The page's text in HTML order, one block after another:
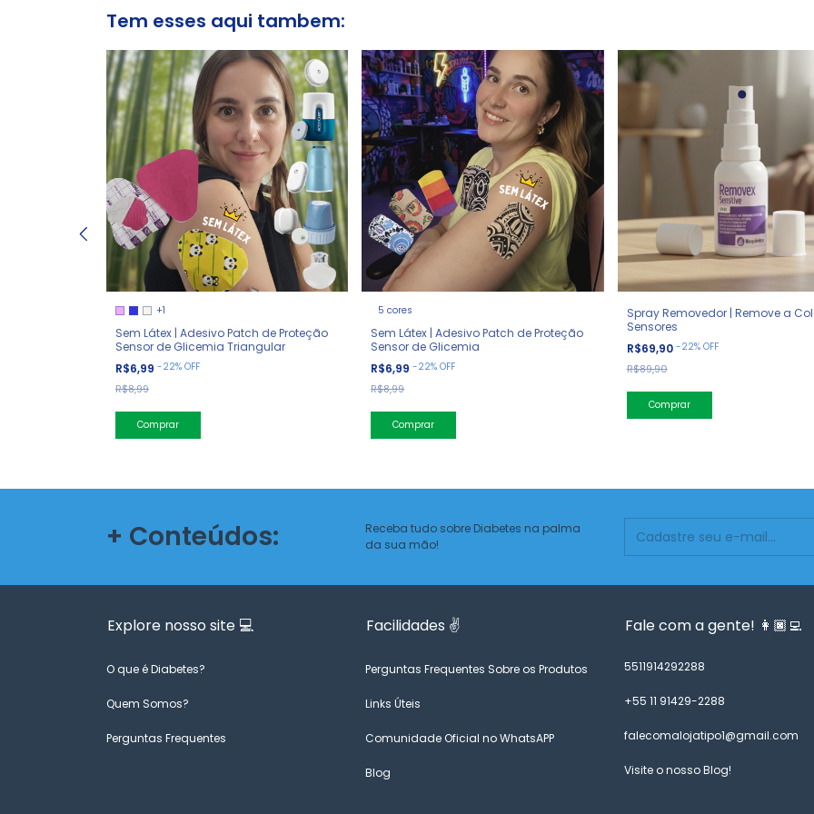
Tem esses aqui tambem:
+1
Sem Látex | Adesivo Patch de Proteção
Sensor de Glicemia Triangular
R$6,99 -22% OFF
R$8,99
Comprar
5 cores
Sem Látex | Adesivo Patch de Proteção
Sensor de Glicemia
R$6,99-22%OFF
R$8,99
Comprar
Spray Removedor | Remove a
Sensores
R$69,90 -22% OFF
R$89,90
+ Conteúdos:
Receba tudo sobre Diabetes na palma
da sua mão!
Explore nosso site 💻
O que é Diabetes?
Quem Somos?
Perguntas Frequentes
Facilidades ✌️
Perguntas Frequentes Sobre os Produtos
Links Úteis
Comunidade Oficial no WhatsAPP
Blog
Fale com a gente! 👩🏿‍💻
5511914292288
+55 11 91429-2288
falecomalojatipo1@gmail.com
Visite o nosso Blog!